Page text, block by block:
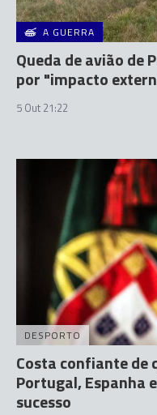
A GUERRA
Queda de avião de
por "impacto
5 Out 21:22
DESPORTO
Costa confiante de
Portugal, Espanha
sucesso